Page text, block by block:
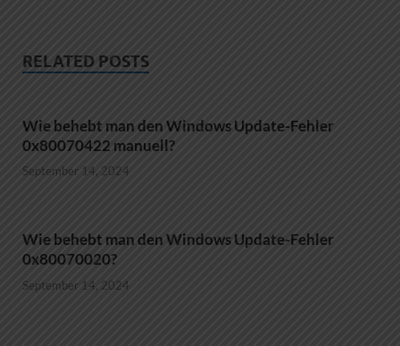
RELATED POSTS
Wie behebt man den Windows Update-Fehler
0x80070422 manuell?
September 14, 2024
Wie behebt man den Windows Update-Fehler
0x80070020?
September 14, 2024